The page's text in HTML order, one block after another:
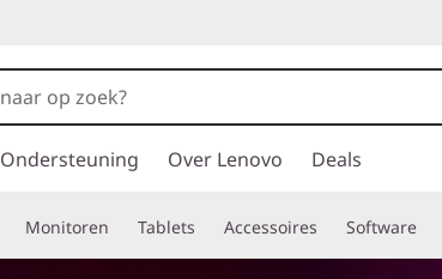
Ondersteuning Over Lenovo Deals
Monitoren Tablets Accessoires Software